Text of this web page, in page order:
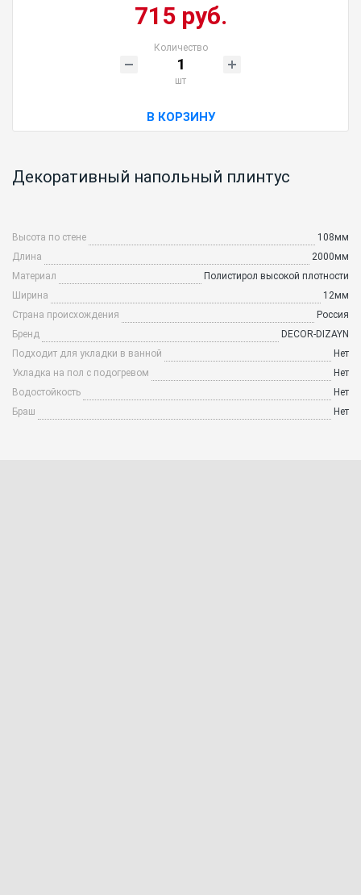
715 руб.
Количество
шт
В КОРЗИНУ
Декоративный напольный плинтус
Высота по стене
108мм
Длина
2000мм
Материал
Полистирол высокой плотности
Ширина
12мм
Страна происхождения
Россия
Бренд
DECOR-DIZAYN
Подходит для укладки в ванной
Нет
Укладка на пол с подогревом
Нет
Водостойкость
Нет
Браш
Нет